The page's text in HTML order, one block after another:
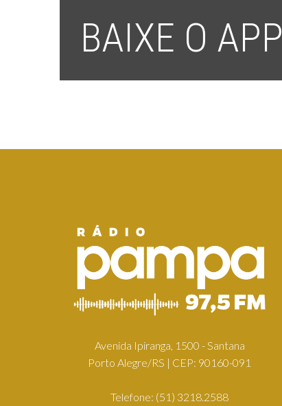
BAIXE O
Avenida Ipiranga, 1500 - Santana
Porto Alegre/RS | CEP: 90160-091
Telefone: (51) 3218.2588